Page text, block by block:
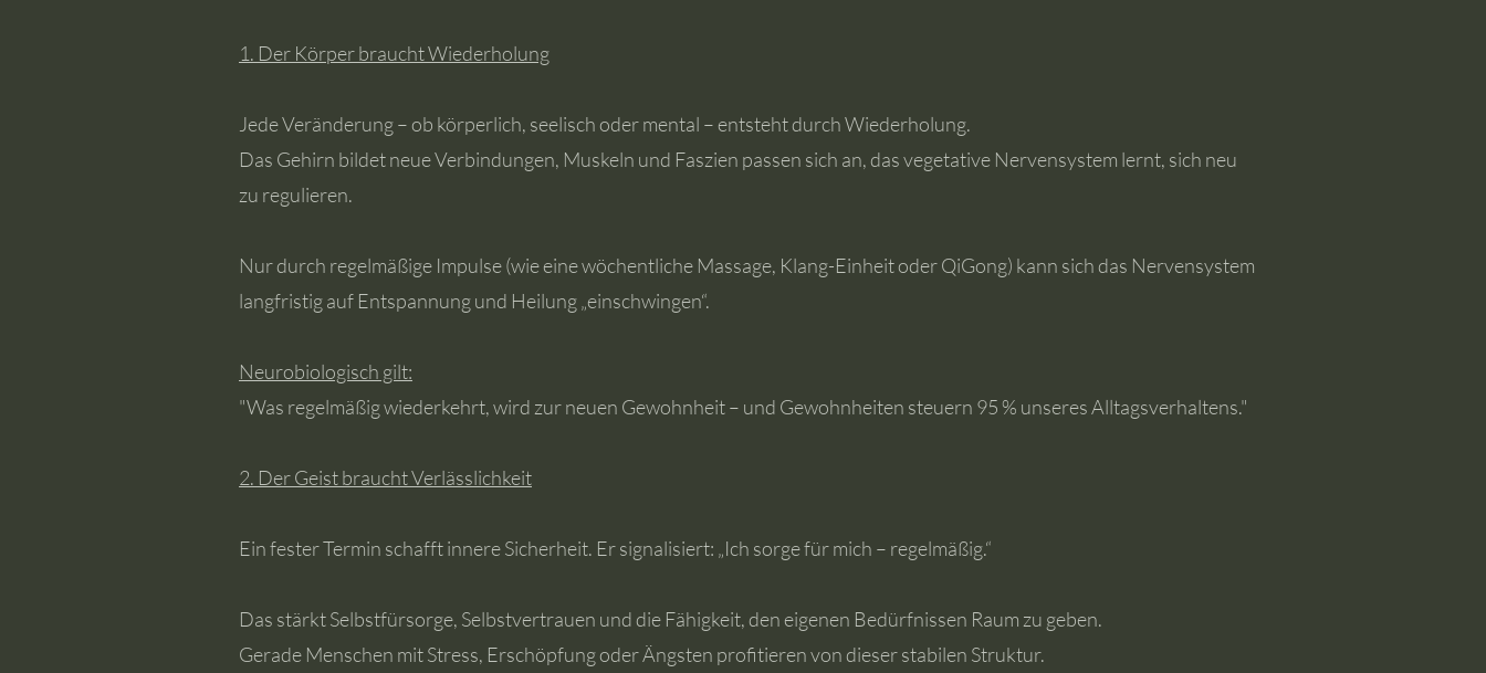
1. Der Körper braucht Wiederholung
Jede Veränderung – ob körperlich, seelisch oder mental – entsteht durch Wiederholung.
Das Gehirn bildet neue Verbindungen, Muskeln und Faszien passen sich an, das vegetative Nervensystem lernt, sich neu
zu regulieren.
Nur durch regelmäßige Impulse (wie eine wöchentliche Massage, Klang-Einheit oder QiGong) kann sich das Nervensystem
langfristig auf Entspannung und Heilung „einschwingen“.
Neurobiologisch gilt:
"Was regelmäßig wiederkehrt, wird zur neuen Gewohnheit – und Gewohnheiten steuern 95 % unseres Alltagsverhaltens."
2. Der Geist braucht Verlässlichkeit
Ein fester Termin schafft innere Sicherheit. Er signalisiert: „Ich sorge für mich – regelmäßig.“
Das stärkt Selbstfürsorge, Selbstvertrauen und die Fähigkeit, den eigenen Bedürfnissen Raum zu geben.
Gerade Menschen mit Stress, Erschöpfung oder Ängsten profitieren von dieser stabilen Struktur.